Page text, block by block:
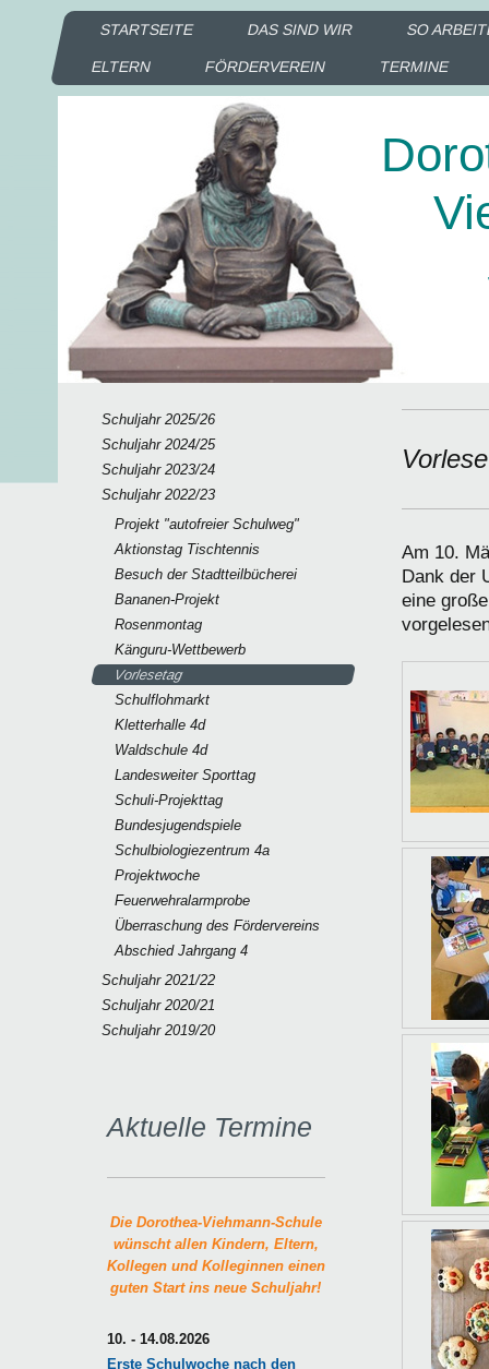
STARTSEITE DAS SIND WIR SO
ELTERN FÖRDERVEREIN TERMINE
Am 10.
Dank der
eine
Schuljahr 2025/26
Schuljahr 2024/25
Schuljahr 2023/24
Schuljahr 2022/23
Projekt "autofreier Schulweg"
Aktionstag Tischtennis
Besuch der Stadtteilbücherei
Bananen-Projekt
Rosenmontag
Känguru-Wettbewerb
Vorlesetag
Schulflohmarkt
Kletterhalle 4d
Waldschule 4d
Landesweiter Sporttag
Schuli-Projekttag
Bundesjugendspiele
Schulbiologiezentrum 4a
Projektwoche
Feuerwehralarmprobe
Überraschung des Fördervereins
Abschied Jahrgang 4
Schuljahr 2021/22
Schuljahr 2020/21
Schuljahr 2019/20
Aktuelle Termine
Die Dorothea-Viehmann-Schule
wünscht allen Kindern, Eltern,
Kollegen und Kolleginnen einen
guten Start ins neue Schuljahr!
10. - 14.08.2026
Erste Schulwoche nach den